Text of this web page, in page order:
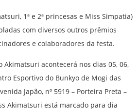
1ª e 2ª princesas e Miss Simpatia)
com diversos outros prêmios
e colaboradores da festa.
Akimatsuri acontecerá nos dias 05, 06,
Esportivo do Bunkyo de Mogi das
Japão, nº 5919 – Porteira Preta –
Akimatsuri está marcado para dia